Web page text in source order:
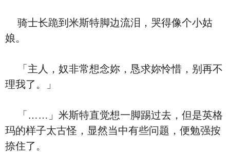
骑士长跪到米斯特脚边流泪，哭得像个小姑
娘。
「主人，奴非常想念妳，恳求妳怜惜，别再不
理我了。」
「……」米斯特直觉想一脚踢过去，但是英格
玛的样子太古怪，显然当中有些问题，便勉强按
捺住了。